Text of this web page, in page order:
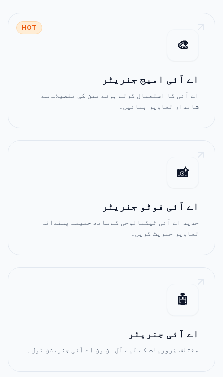
HOT
🎨
اے آئی امیج جنریٹر
اے آئی کا استعمال کرتے ہوئے متن کی تفصیلات سے
شاندار تصاویر بنائیں۔
📸
اے آئی فوٹو جنریٹر
جدید اے آئی ٹیکنالوجی کے ساتھ حقیقت پسندانہ
تصاویر جنریٹ کریں۔
🤖
اے آئی جنریٹر
مختلف ضروریات کے لیے آل ان ون اے آئی جنریشن ٹول۔